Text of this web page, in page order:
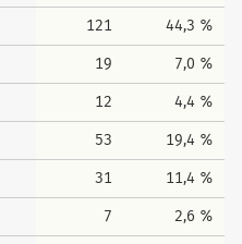
121 44,3 %
19 7,0 %
12 4,4 %
53 19,4 %
31 11,4 %
7 2,6 %